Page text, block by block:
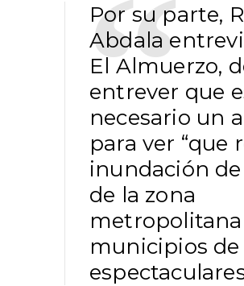
Por su parte,
Abdala
El Almuerzo,
entrever que
necesario un
para ver “que
inundación de
de la zona
municipios